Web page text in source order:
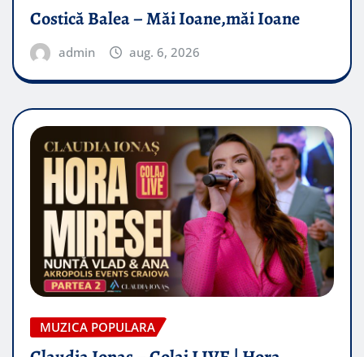
Costică Balea – Măi Ioane,măi Ioane
admin aug. 6, 2026
MUZICA POPULARA